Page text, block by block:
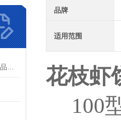
品牌
适用范围
花枝虾
100